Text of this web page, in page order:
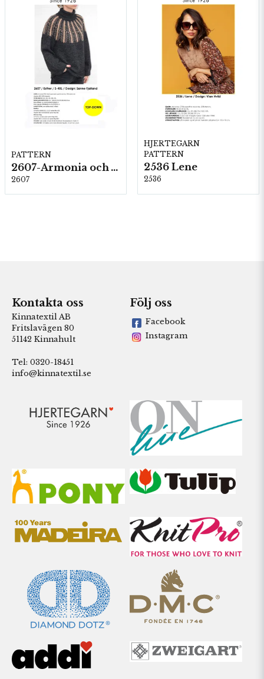
PATTERN
2607-Armonia och Alpaca 400
2607
HJERTEGARN
PATTERN
2536 Lene
2536
Kontakta oss
Kinnatextil AB
Fritslavägen 80
51142 Kinnahult
Tel: 0320-18451
info@kinnatextil.se
Följ oss
Facebook
Instagram